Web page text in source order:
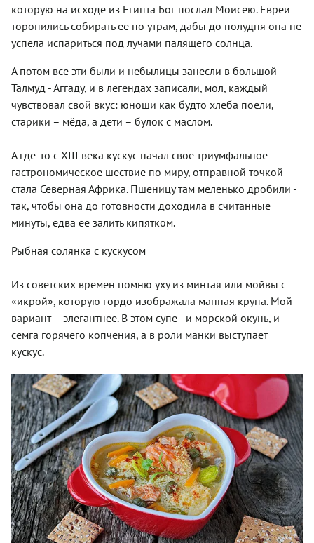
которую на исходе из Египта Бог послал Моисею. Евреи
торопились собирать ее по утрам, дабы до полудня она не
успела испариться под лучами палящего солнца.
А потом все эти были и небылицы занесли в большой
Талмуд - Аггаду, и в легендах записали, мол, каждый
чувствовал свой вкус: юноши как будто хлеба поели,
старики – мёда, а дети – булок с маслом.
А где-то с XIII века кускус начал свое триумфальное
гастрономическое шествие по миру, отправной точкой
стала Северная Африка. Пшеницу там меленько дробили -
так, чтобы она до готовности доходила в считанные
минуты, едва ее залить кипятком.
Рыбная солянка с кускусом
Из советских времен помню уху из минтая или мойвы с
«икрой», которую гордо изображала манная крупа. Мой
вариант – элегантнее. В этом супе - и морской окунь, и
семга горячего копчения, а в роли манки выступает
кускус.